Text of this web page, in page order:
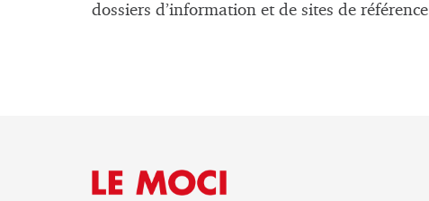
dossiers d’information et de sites de référence